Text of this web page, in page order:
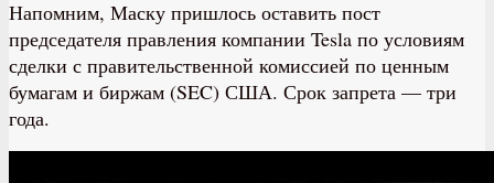
Напомним, Маску пришлось оставить пост
председателя правления компании Tesla по условиям
сделки с правительственной комиссией по ценным
бумагам и биржам (SEC) США. Срок запрета — три
года.